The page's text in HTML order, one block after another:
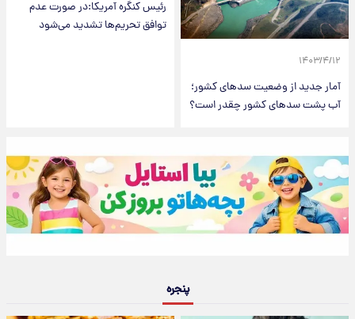
۱۴۰۳/۴/۱۲
آمار جدید از وضعیت سدهای کشور؛
آب پشت سدهای کشور چقدر است؟
رئیس کنگره آمریکا:در صورت عدم
توافق تحریم‌ها تشدید می‌شود
پنجره